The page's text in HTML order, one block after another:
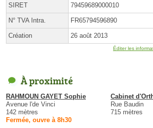
SIRET 79459689000010
N° TVA Intra. FR65794596890
Création 26 août 2013
Éditer les
À proximité
RAHMOUN GAYET Sophie
Avenue l'de Vinci
142 mètres
Fermée, ouvre à 8h30
Cabinet
Rue Baudin
715 mètres